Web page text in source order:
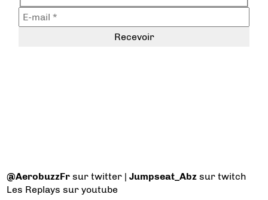
@AerobuzzFr sur twitter |Jumpseat_Abz sur twitch
Les Replays sur youtube